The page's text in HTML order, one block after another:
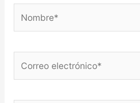
electrónico*